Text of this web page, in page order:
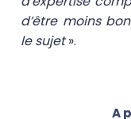
d’être moins
le sujet ».
A